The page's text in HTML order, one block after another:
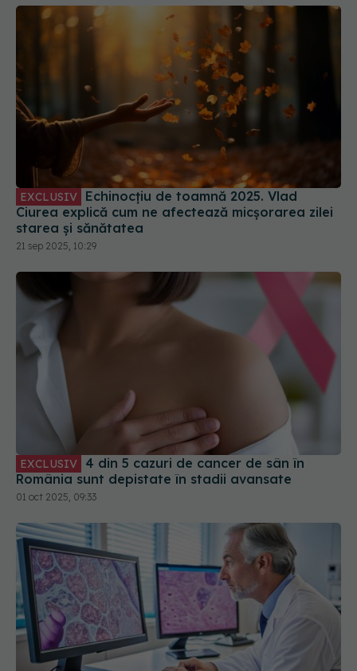
EXCLUSIV
Ciurea explică cum ne afectează micșorarea zilei
starea și sănătatea
21 sep 2025, 10:29
EXCLUSIV
România sunt depistate în stadii avansate
01 oct 2025, 09:33